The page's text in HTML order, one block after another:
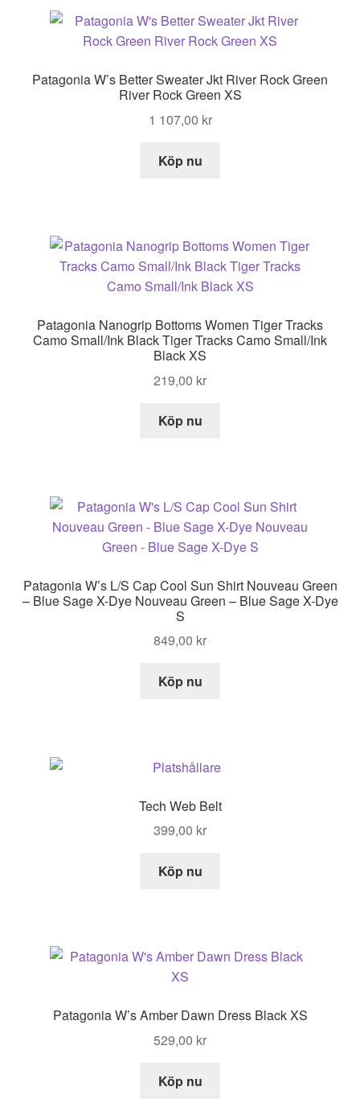
Patagonia W’s Better Sweater Jkt River Rock Green
River Rock Green XS
1 107,00 kr
Köp nu
Patagonia Nanogrip Bottoms Women Tiger Tracks
Camo Small/Ink Black Tiger Tracks Camo Small/Ink
Black XS
219,00 kr
Köp nu
Patagonia W’s L/S Cap Cool Sun Shirt Nouveau Green
– Blue Sage X-Dye Nouveau Green – Blue Sage X-Dye
S
849,00 kr
Köp nu
Tech Web Belt
399,00 kr
Köp nu
Patagonia W’s Amber Dawn Dress Black XS
529,00 kr
Köp nu